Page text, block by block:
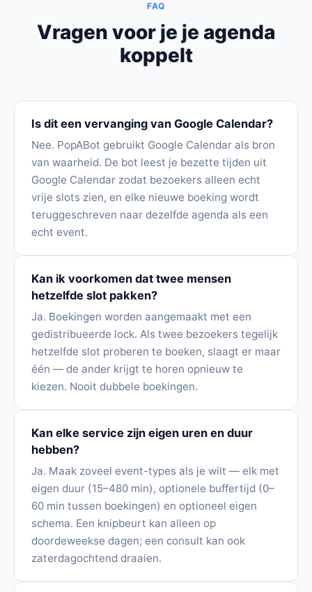
FAQ
Vragen voor je je agenda
koppelt
Is dit een vervanging van Google Calendar?
Nee. PopABot gebruikt Google Calendar als bron
van waarheid. De bot leest je bezette tijden uit
Google Calendar zodat bezoekers alleen echt
vrije slots zien, en elke nieuwe boeking wordt
teruggeschreven naar dezelfde agenda als een
echt event.
Kan ik voorkomen dat twee mensen
hetzelfde slot pakken?
Ja. Boekingen worden aangemaakt met een
gedistribueerde lock. Als twee bezoekers tegelijk
hetzelfde slot proberen te boeken, slaagt er maar
één — de ander krijgt te horen opnieuw te
kiezen. Nooit dubbele boekingen.
Kan elke service zijn eigen uren en duur
hebben?
Ja. Maak zoveel event-types als je wilt — elk met
eigen duur (15–480 min), optionele buffertijd (0–
60 min tussen boekingen) en optioneel eigen
schema. Een knipbeurt kan alleen op
doordeweekse dagen; een consult kan ook
zaterdagochtend draaien.